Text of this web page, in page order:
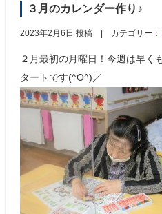
３月のカレンダー作り♪
2023年2月6日 投稿 | カテゴリー：
２月最初の月曜日！今週は早く
タートです(^O^)／